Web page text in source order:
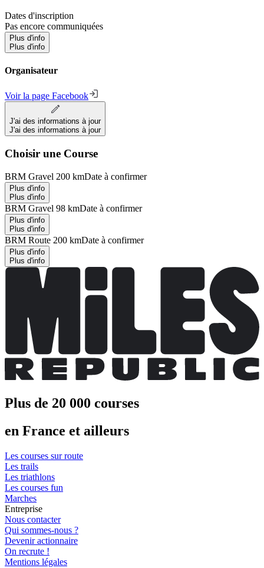
Dates d'inscription
Pas encore communiquées
Plus d'info
Plus d'info
Organisateur
Voir la page Facebook
J'ai des informations à jour
J'ai des informations à jour
Choisir une Course
BRM Gravel 200 kmDate à confirmer
Plus d'info
Plus d'info
BRM Gravel 98 kmDate à confirmer
Plus d'info
Plus d'info
BRM Route 200 kmDate à confirmer
Plus d'info
Plus d'info
Plus de 20 000 courses
en France et ailleurs
Les courses sur route
Les trails
Les triathlons
Les courses fun
Marches
Entreprise
Nous contacter
Qui sommes-nous ?
Devenir actionnaire
On recrute !
Mentions légales